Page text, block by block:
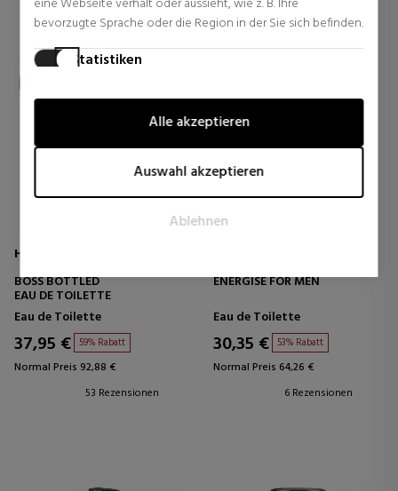
bevorzugte Sprache oder die Region in der Sie sich befinden.
Statistiken
wie Besucher mit Webseiten interagieren, indem
Informationen anonym gesammelt und gemeldet werden.
Marketing-Cookies werden verwendet, um Besucher auf
Webseiten zu verfolgen. Die Absicht ist, Anzeigen zu zeigen,
die relevant und ansprechend für den einzelnen Benutzer
Alle akzeptieren
Auswahl akzeptieren
Ablehnen
HUGO BOSS
BOSS BOTTLED
EAU DE TOILETTE
Eau de Toilette
37,95 € 59% Rabatt
Normal Preis 92,88 €
53 Rezensionen
ENERGISE FOR MEN
Eau de Toilette
30,35 € 53% Rabatt
Normal Preis 64,26 €
6 Rezensionen